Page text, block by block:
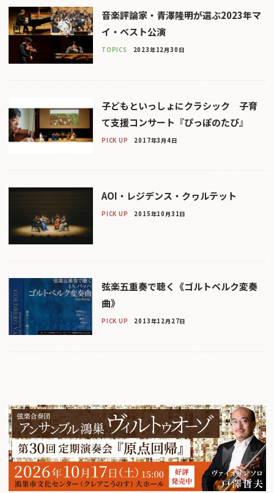
音楽評論家・青澤隆明が選ぶ2023年マ
イ・ベスト公演
TOPICS 2023年12月30日
子どもといっしょにクラシック 子育
て支援コンサート『ぴっぽのたび』
PICK UP 2017年3月4日
AOI・レジデンス・クヮルテット
PICK UP 2015年10月31日
弦楽五重奏で聴く《ゴルトベルク変奏
曲》
PICK UP 2013年12月27日